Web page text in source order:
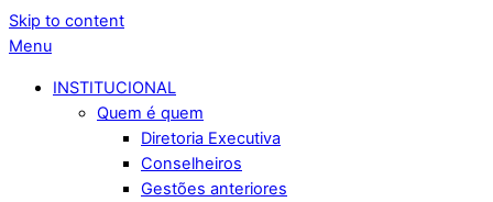
Skip to content
Menu
INSTITUCIONAL
Quem é quem
Diretoria Executiva
Conselheiros
Gestões anteriores